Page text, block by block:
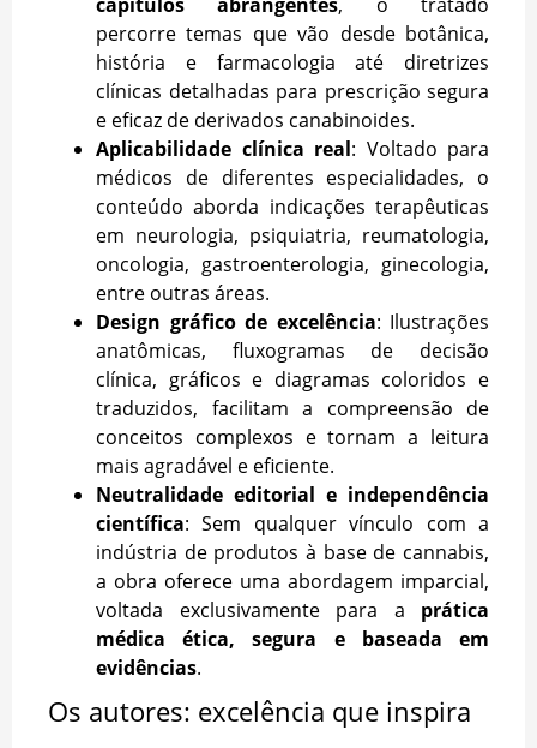
percorre temas que vão desde botânica,
história e farmacologia até diretrizes
clínicas detalhadas para prescrição segura
e eficaz de derivados canabinoides.
Aplicabilidade clínica real: Voltado para
médicos de diferentes especialidades, o
conteúdo aborda indicações terapêuticas
em neurologia, psiquiatria, reumatologia,
oncologia, gastroenterologia, ginecologia,
entre outras áreas.
Design gráfico de excelência: Ilustrações
anatômicas, fluxogramas de decisão
clínica, gráficos e diagramas coloridos e
traduzidos, facilitam a compreensão de
conceitos complexos e tornam a leitura
mais agradável e eficiente.
Neutralidade editorial e independência
científica: Sem qualquer vínculo com a
indústria de produtos à base de cannabis,
a obra oferece uma abordagem imparcial,
voltada exclusivamente para a prática
médica ética, segura e baseada em
evidências.
Os autores: excelência que inspira